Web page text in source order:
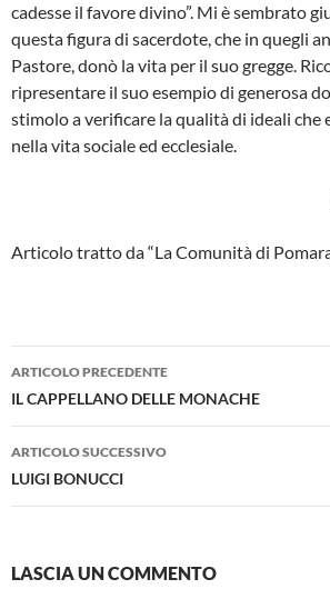
cadesse il favore divino”. Mi è sem­brato
questa figu­ra di sacerdote, che in quegli
Pastore, donò la vita per il suo gregge.
ripresentare il suo esempio di generosa
stimolo a verificare la qualità di ideali che
nella vita sociale ed ec­clesiale.
Articolo tratto da “La Comunità di
Navigazione
articolo
ARTICOLO PRECEDENTE
IL CAPPELLANO DELLE MONACHE
ARTICOLO SUCCESSIVO
LUIGI BONUCCI
LASCIA UN COMMENTO